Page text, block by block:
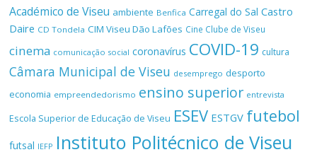
Académico de Viseu ambiente Benfica Carregal do Sal Castro
Daire CD Tondela CIM Viseu Dão Lafões Cine Clube de Viseu
cinema comunicação social coronavírus COVID-19 cultura
Câmara Municipal de Viseu desemprego desporto
economia empreendedorismo ensino superior entrevista
Escola Superior de Educação de Viseu ESEV ESTGV futebol
futsal IEFP Instituto Politécnico de Viseu